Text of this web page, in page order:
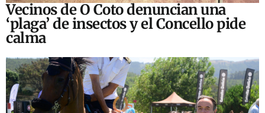
Vecinos de O Coto denuncian una
‘plaga’ de insectos y el Concello pide
calma